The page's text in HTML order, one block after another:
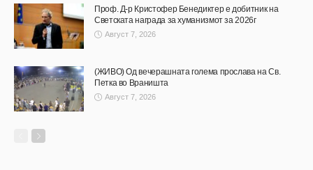
Проф. Д-р Кристофер Бенедиктер е добитник на
Светската награда за хуманизмот за 2026г
Август 7, 2026
(ЖИВО) Од вечерашната голема прослава на Св.
Петка во Враништа
Август 7, 2026